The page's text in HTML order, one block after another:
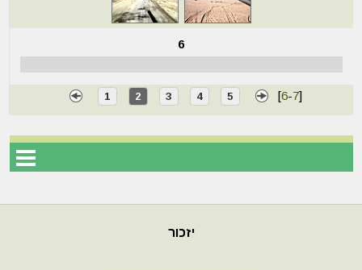
6
1 2 3 4 5 [6-7]
יזכור